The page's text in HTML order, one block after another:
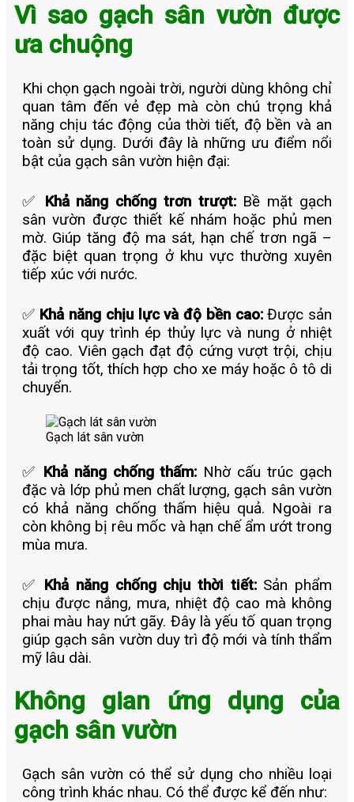
Vì sao gạch sân vườn được
ưa chuộng
Khi chọn gạch ngoài trời, người dùng không chỉ
quan tâm đến vẻ đẹp mà còn chú trọng khả
năng chịu tác động của thời tiết, độ bền và an
toàn sử dụng. Dưới đây là những ưu điểm nổi
bật của gạch sân vườn hiện đại:
✅ Khả năng chống trơn trượt: Bề mặt gạch
sân vườn được thiết kế nhám hoặc phủ men
mờ. Giúp tăng độ ma sát, hạn chế trơn ngã –
đặc biệt quan trọng ở khu vực thường xuyên
tiếp xúc với nước.
✅ Khả năng chịu lực và độ bền cao: Được sản
xuất với quy trình ép thủy lực và nung ở nhiệt
độ cao. Viên gạch đạt độ cứng vượt trội, chịu
tải trọng tốt, thích hợp cho xe máy hoặc ô tô di
chuyển.
Gạch lát sân vườn
✅ Khả năng chống thấm: Nhờ cấu trúc gạch
đặc và lớp phủ men chất lượng, gạch sân vườn
có khả năng chống thấm hiệu quả. Ngoài ra
còn không bị rêu mốc và hạn chế ẩm ướt trong
mùa mưa.
✅ Khả năng chống chịu thời tiết:Sản phẩm
chịu được nắng, mưa, nhiệt độ cao mà không
phai màu hay nứt gãy. Đây là yếu tố quan trọng
giúp gạch sân vườn duy trì độ mới và tính thẩm
mỹ lâu dài.
Không gian ứng dụng của
gạch sân vườn
Gạch sân vườn có thể sử dụng cho nhiều loại
công trình khác nhau. Có thể được kể đến như: